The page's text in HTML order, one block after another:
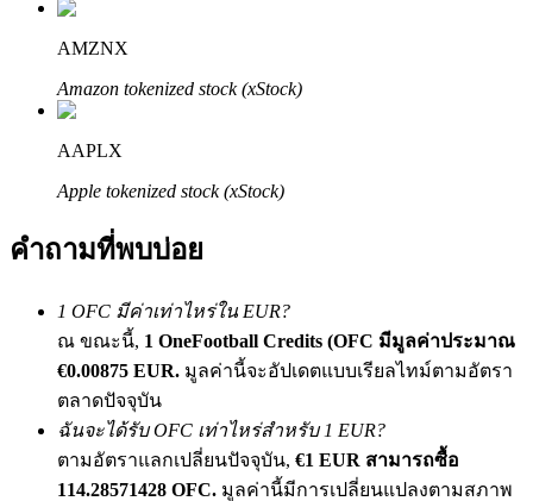
การแนะนำ
เชิญเพื่อนเพื่อรับรางวัลเงินสด
Deposit CASHCAT & Win
AMZNX
Amazon tokenized stock (xStock)
AAPLX
Apple tokenized stock (xStock)
คำถามที่พบบ่อย
1 OFC มีค่าเท่าไหร่ใน EUR?
ณ ขณะนี้, 1 OneFootball Credits (OFC มีมูลค่าประมาณ
€0.00875 EUR. มูลค่านี้จะอัปเดตแบบเรียลไทม์ตามอัตรา
ตลาดปัจจุบัน
ฉันจะได้รับ OFC เท่าไหร่สำหรับ 1 EUR?
ตามอัตราแลกเปลี่ยนปัจจุบัน, €1 EUR สามารถซื้อ
114.28571428 OFC. มูลค่านี้มีการเปลี่ยนแปลงตามสภาพ